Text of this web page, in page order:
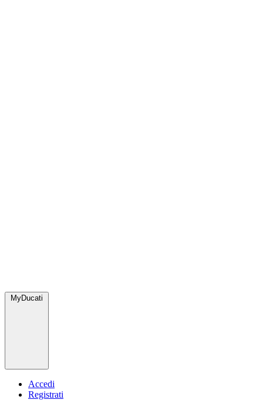
MyDucati
Accedi
Registrati